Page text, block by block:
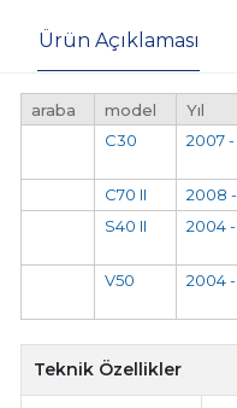
Ürün Açıklaması
araba model Yıl
C30
2007 -
C70 II 2008 -
S40 II
2004 -
V50 2004 -
Teknik Özellikler